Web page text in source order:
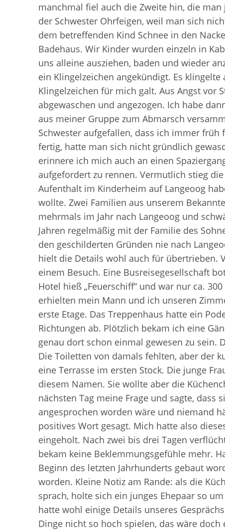
manchmal fiel auch die Zweite hin, die
der Schwester Ohrfeigen, weil man sich
dem betreffenden Kind Schnee in den
Badehaus. Wir Kinder wurden einzeln in
uns alleine ausziehen, baden und wieder
ein Klingelzeichen angekündigt. Es
Klingelzeichen für mich galt. Aus Angst vor
abgewaschen und angezogen. Ich habe
aus meiner Gruppe zum Abmarsch
Schwester aufgefallen, dass ich immer
fertig, hatte man sich nicht gründlich
erinnere ich mich auch an einen
aufgefordert zu rennen. Vermutlich stieg
Aufenthalt im Kinderheim auf Langeoog
wollte. Zwei Familien aus unserem
mehrmals im Jahr nach Langeoog und
Jahren regelmäßig mit der Familie des
den geschilderten Gründen nie nach
hielt die Details wohl auch für übertrieben.
einem Besuch. Eine Busreisegesellschaft
Hotel hieß „Feuerschiff“ und war nur ca.
erhielten mein Mann und ich unseren
erste Etage. Das Treppenhaus hatte ein
Richtungen ab. Plötzlich bekam ich eine
genau dort schon einmal gewesen zu sein.
Die Toiletten von damals fehlten, aber der
eine Terrasse im ersten Stock. Die junge
diesem Namen. Sie wollte aber die
nächsten Tag meine Frage und sagte, dass
angesprochen worden wäre und niemand
positives Wort gesagt. Mich hatte also
eingeholt. Nach zwei bis drei Tagen
bekam keine Beklemmungsgefühle mehr.
Beginn des letzten Jahrhunderts gebaut
worden. Kleine Notiz am Rande: als die
sprach, holte sich ein junges Ehepaar so
hatte wohl einige Details unseres
Dinge nicht so hoch spielen, das wäre